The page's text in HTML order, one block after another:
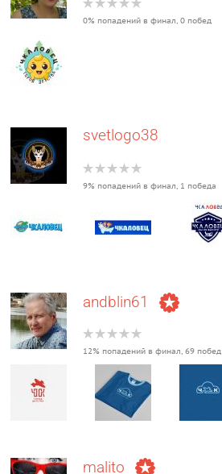
0% попадений в финал, 0 побед
svetlogo38
9% попадений в финал, 1 победа
andblin61
12% попадений в финал, 69 побед
malito